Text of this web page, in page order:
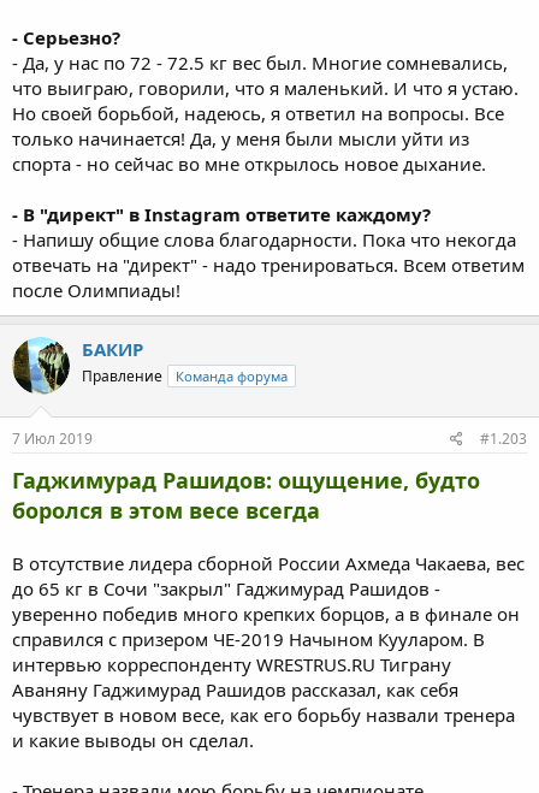
- Серьезно?
- Да, у нас по 72 - 72.5 кг вес был. Многие сомневались,
что выиграю, говорили, что я маленький. И что я устаю.
Но своей борьбой, надеюсь, я ответил на вопросы. Все
только начинается! Да, у меня были мысли уйти из
спорта - но сейчас во мне открылось новое дыхание.
- В "директ" в Instagram ответите каждому?
- Напишу общие слова благодарности. Пока что некогда
отвечать на "директ" - надо тренироваться. Всем ответим
после Олимпиады!
БАКИР
Правление Команда форума
7 Июл 2019 #1.203
Гаджимурад Рашидов: ощущение, будто
боролся в этом весе всегда
В отсутствие лидера сборной России Ахмеда Чакаева, вес
до 65 кг в Сочи "закрыл" Гаджимурад Рашидов -
уверенно победив много крепких борцов, а в финале он
справился с призером ЧЕ-2019 Начыном Кууларом. В
интервью корреспонденту WRESTRUS.RU Тиграну
Аваняну Гаджимурад Рашидов рассказал, как себя
чувствует в новом весе, как его борьбу назвали тренера
и какие выводы он сделал.